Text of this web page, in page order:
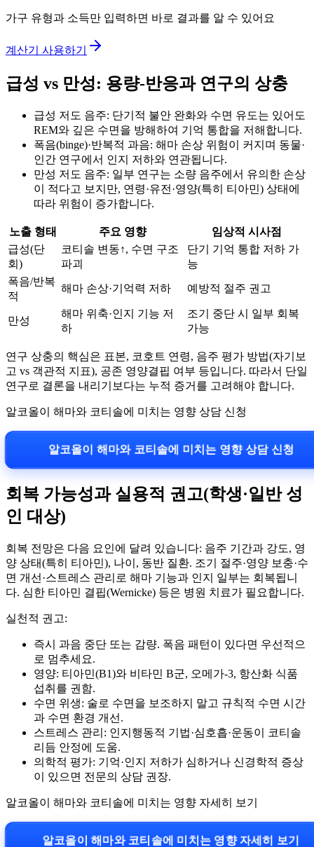
가구 유형과 소득만 입력하면 바로 결과를 알 수 있어요
계산기 사용하기
급성 vs 만성: 용량-반응과 연구의 상충
급성 저도 음주: 단기적 불안 완화와 수면 유도는 있어도
REM와 깊은 수면을 방해하여 기억 통합을 저해합니다.
폭음(binge)·반복적 과음: 해마 손상 위험이 커지며 동물·
인간 연구에서 인지 저하와 연관됩니다.
만성 저도 음주: 일부 연구는 소량 음주에서 유의한 손상
이 적다고 보지만, 연령·유전·영양(특히 티아민) 상태에
따라 위험이 증가합니다.
노출 형태 주요 영향
임상적 시사점
급성(단
회)
코티솔 변동↑, 수면 구조
파괴
단기 기억 통합 저하 가
능
폭음/반복
적
해마 손상·기억력 저하 예방적 절주 권고
만성
해마 위축·인지 기능 저
하
조기 중단 시 일부 회복
가능
연구 상충의 핵심은 표본, 코호트 연령, 음주 평가 방법(자기보
고 vs 객관적 지표), 공존 영양결핍 여부 등입니다. 따라서 단일
연구로 결론을 내리기보다는 누적 증거를 고려해야 합니다.
알코올이 해마와 코티솔에 미치는 영향 상담 신청
알코올이 해마와 코티솔에 미치는 영향 상담 신청
회복 가능성과 실용적 권고(학생·일반 성
인 대상)
회복 전망은 다음 요인에 달려 있습니다: 음주 기간과 강도, 영
양 상태(특히 티아민), 나이, 동반 질환. 조기 절주·영양 보충·수
면 개선·스트레스 관리로 해마 기능과 인지 일부는 회복됩니
다. 심한 티아민 결핍(Wernicke) 등은 병원 치료가 필요합니다.
실천적 권고:
즉시 과음 중단 또는 감량. 폭음 패턴이 있다면 우선적으
로 멈추세요.
영양: 티아민(B1)와 비타민 B군, 오메가-3, 항산화 식품
섭취를 권함.
수면 위생: 술로 수면을 보조하지 말고 규칙적 수면 시간
과 수면 환경 개선.
스트레스 관리: 인지행동적 기법·심호흡·운동이 코티솔
리듬 안정에 도움.
의학적 평가: 기억·인지 저하가 심하거나 신경학적 증상
이 있으면 전문의 상담 권장.
알코올이 해마와 코티솔에 미치는 영향 자세히 보기
알코올이 해마와 코티솔에 미치는 영향 자세히 보기